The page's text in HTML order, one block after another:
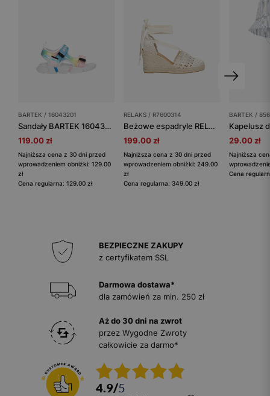
BARTEK / 16043201
Sandały BARTEK 16043201 dla dziewcząt, multi-color
119.00 zł
Najniższa cena z 30 dni przed
wprowadzeniem obniżki: 129.00
zł
Cena regularna: 129.00 zł
RELAKS / R7600314
Beżowe espadryle RELAKS w stylu boho
199.00 zł
Najniższa cena z 30 dni przed
wprowadzeniem obniżki: 249.00
zł
Cena regularna: 349.00 zł
BARTEK /
29.00 zł
Najniższa
Cena
BEZPIECZNE ZAKUPY
z certyfikatem SSL
Darmowa dostawa*
dla zamówień za min. 250 zł
Aż do 30 dni na zwrot
przez Wygodne Zwroty
całkowicie za darmo*
4.9/5